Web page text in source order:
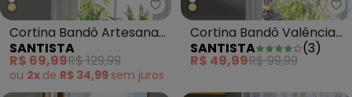
Santista - Cortina Bandô
Cortina Bandô Artesanal
Marfim Cerejeira
SANTISTA
R$ 69,99R$ 129,99
ou 2x de R$ 34,99 sem juros
Cortina Bandô Valência
Branca Geléia e Frutas
SANTISTA (3)
R$ 49,99R$ 99,99